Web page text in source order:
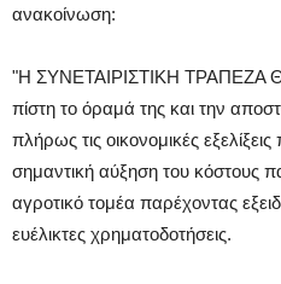
ανακοίνωση:
"Η ΣΥΝΕΤΑΙΡΙΣΤΙΚΗ ΤΡΑΠΕΖΑ
πίστη το όραμά της και την
πλήρως τις οικονομικές
σημαντική αύξηση του κόστους
αγροτικό τομέα παρέχοντας
ευέλικτες χρηματοδοτήσεις.